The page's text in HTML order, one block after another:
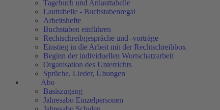
Tagebuch und Anlauttabelle
Lauttabelle - Buchstabenregal
Arbeitshefte
Buchstaben einführen
Rechtschreibgespräche und -vorträge
Einstieg in die Arbeit mit der Rechtschreibbox
Beginn der individuellen Wortschatzarbeit
Organisation des Unterrichts
Sprüche, Lieder, Übungen
Abo
Basiszugang
Jahresabo Einzelpersonen